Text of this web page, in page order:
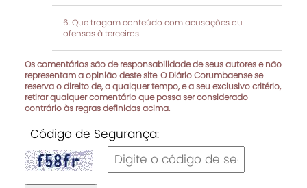
Que tragam conteúdo com acusações ou
ofensas à terceiros
Os comentários são de responsabilidade de seus autores e não
representam a opinião deste site. O Diário Corumbaense se
reserva o direito de, a qualquer tempo, e a seu exclusivo critério,
retirar qualquer comentário que possa ser considerado
contrário às regras definidas acima.
Código de Segurança: